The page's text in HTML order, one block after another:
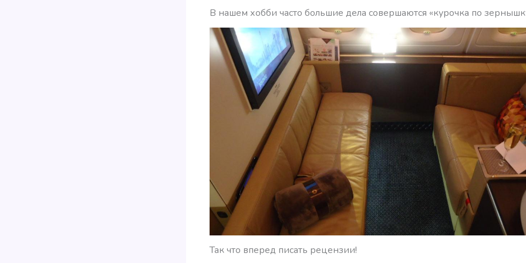
В нашем хобби часто большие дела совершаются «курочка по
Так что вперед писать рецензии!